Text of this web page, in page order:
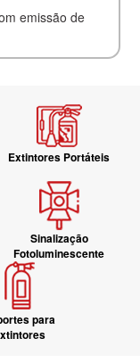
emissão de
Extintores Portáteis
Sinalização
Fotoluminescente
para